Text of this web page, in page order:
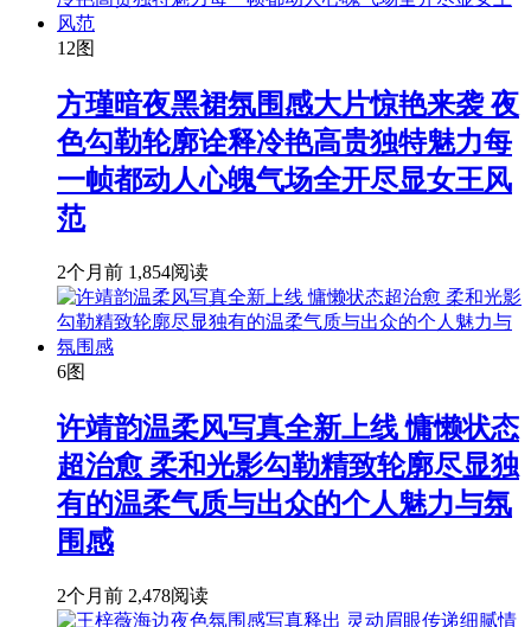
12图
方瑾暗夜黑裙氛围感大片惊艳来袭 夜
色勾勒轮廓诠释冷艳高贵独特魅力每
一帧都动人心魄气场全开尽显女王风
范
2个月前 1,854阅读
6图
许靖韵温柔风写真全新上线 慵懒状态
超治愈 柔和光影勾勒精致轮廓尽显独
有的温柔气质与出众的个人魅力与氛
围感
2个月前 2,478阅读